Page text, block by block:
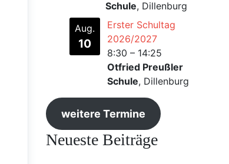
Schule, Dillenburg
Aug.
10
Erster Schultag
2026/2027
8:30 – 14:25
Otfried Preußler
Schule, Dillenburg
weitere Termine
Neueste Beiträge